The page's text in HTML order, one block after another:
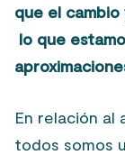
que el
lo que
En relación al
todos somos